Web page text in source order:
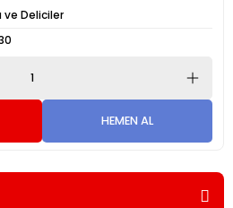
ve Deliciler
HEMEN AL